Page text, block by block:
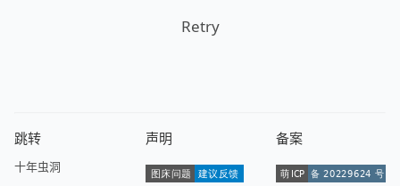
Retry
跳转
十年虫洞
声明 备案